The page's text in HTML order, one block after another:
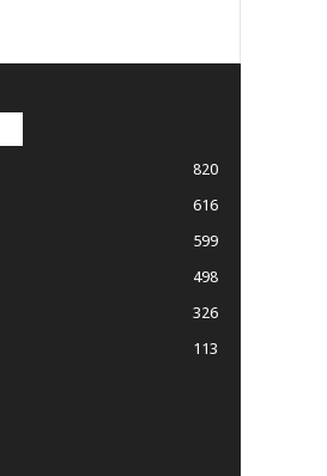
820
616
599
498
326
113